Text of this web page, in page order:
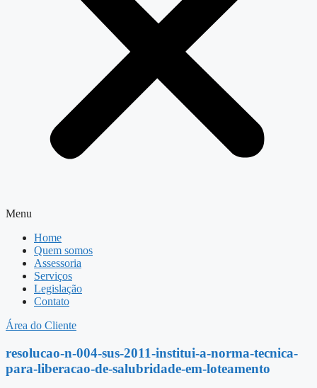
Menu
Home
Quem somos
Assessoria
Serviços
Legislação
Contato
Área do Cliente
resolucao-n-004-sus-2011-institui-a-norma-tecnica-
para-liberacao-de-salubridade-em-loteamento